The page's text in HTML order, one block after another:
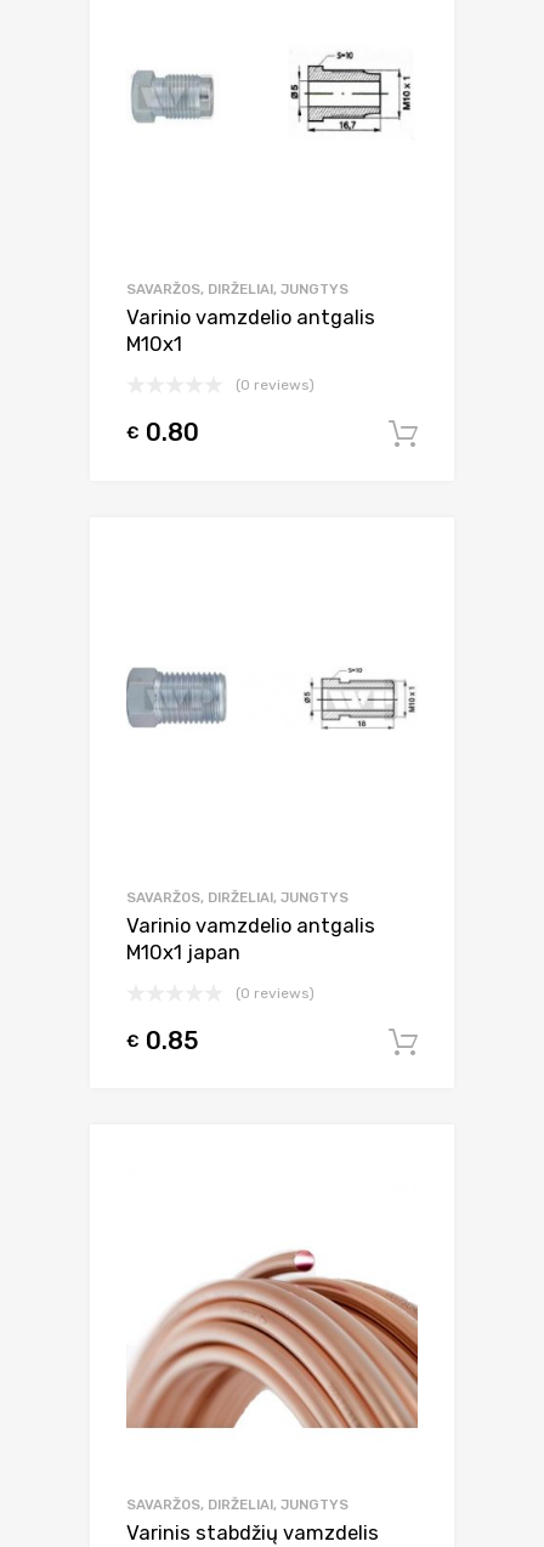
SAVARŽOS, DIRŽELIAI, JUNGTYS
Varinio vamzdelio antgalis
M10x1
(0 reviews)
€ 0.80
SAVARŽOS, DIRŽELIAI, JUNGTYS
Varinio vamzdelio antgalis
M10x1 japan
(0 reviews)
€ 0.85
SAVARŽOS, DIRŽELIAI, JUNGTYS
Varinis stabdžių vamzdelis